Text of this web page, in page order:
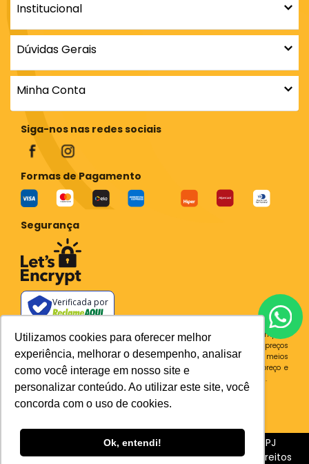
Utilizamos cookies para oferecer melhor
experiência, melhorar o desempenho, analisar
como você interage em nosso site e
personalizar conteúdo. Ao utilizar este site, você
concorda com o uso de cookies.
Ok, entendi!
Institucional
Dúvidas Gerais
Minha Conta
Siga-nos nas redes sociais
Formas de Pagamento
Segurança
Verificada por
Todos os preços e condições deste site são válidos apenas para compras
no site e não se aplicam a Loja Física. Destacamos que os preços
previstos no site prevalecem aos demais anunciados em outros meios
de comunicação e sites de buscas. Em caso de divergência do preço e
condições no site, o valor válido é sempre o do carrinho de compras.
Plataforma
Sia Trecho 3, 510 BRASILIA - DF CEP 71200-030 CNPJ
31.539.004/0001-76BC Ferramentaria - Todos os Direitos